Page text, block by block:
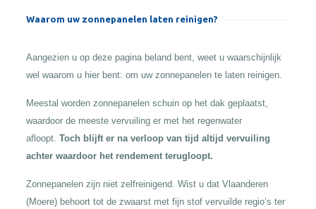
Waarom uw zonnepanelen laten reinigen?
Aangezien u op deze pagina beland bent, weet u waarschijnlijk
wel waarom u hier bent: om uw zonnepanelen te laten reinigen.
Meestal worden zonnepanelen schuin op het dak geplaatst,
waardoor de meeste vervuiling er met het regenwater
afloopt. Toch blijft er na verloop van tijd altijd vervuiling
achter waardoor het rendement terugloopt.
Zonnepanelen zijn niet zelfreinigend. Wist u dat Vlaanderen
(Moere) behoort tot de zwaarst met fijn stof vervuilde regio’s ter